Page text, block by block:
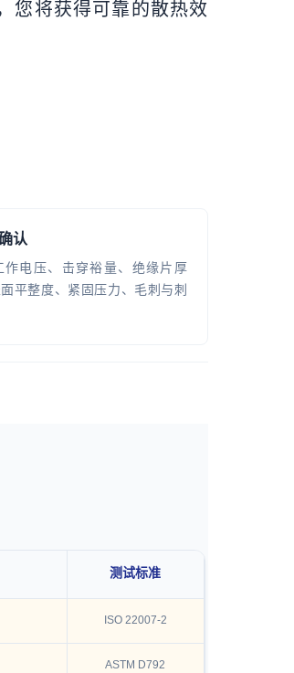
您将获得可靠的散热效
认
作电压、击穿裕量、绝缘片厚
平整度、紧固压力、毛刺与刺
测试标准
ISO 22007-2
ASTM D792